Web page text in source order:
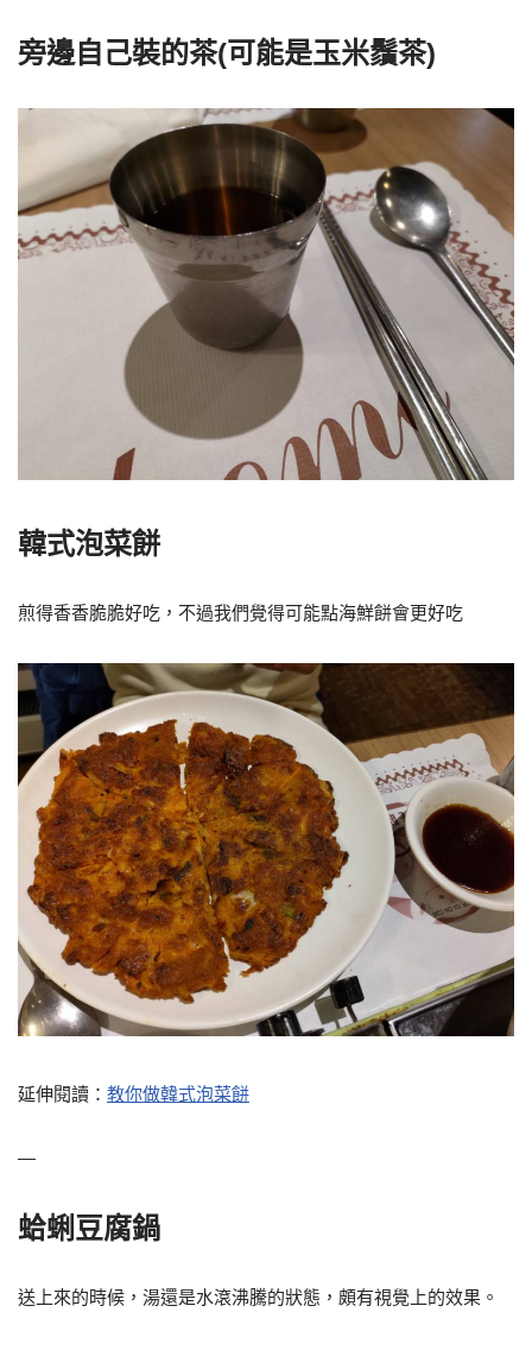
旁邊自己裝的茶(可能是玉米鬚茶)
韓式泡菜餅
煎得香香脆脆好吃，不過我們覺得可能點海鮮餅會更好吃
延伸閱讀： 教你做韓式泡菜餅
—
蛤蜊豆腐鍋
送上來的時候，湯還是水滾沸騰的狀態，頗有視覺上的效果。